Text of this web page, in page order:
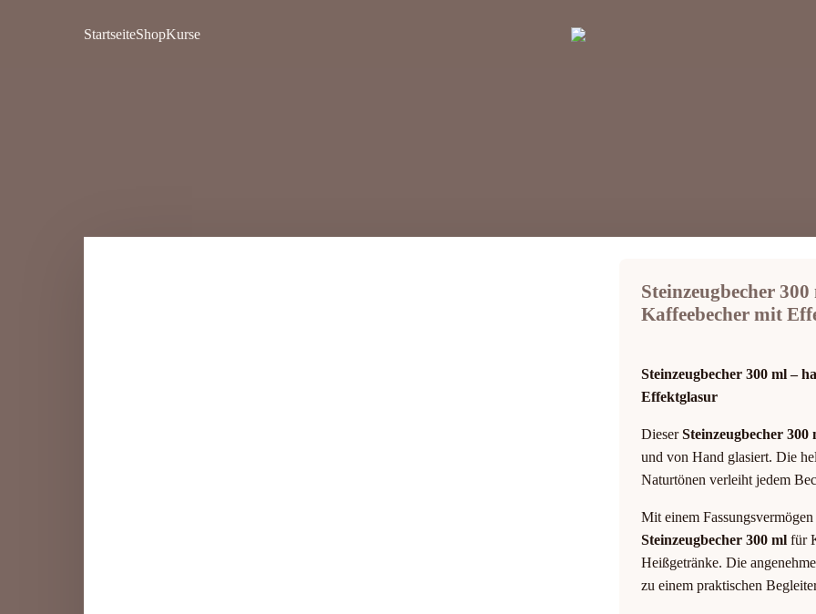
StartseiteShopKurse
Steinzeugbecher
Kaffeebecher mit
Steinzeugbecher 300 ml –
Effektglasur
DieserSteinzeugbecher 300
und von Hand glasiert. Die
Naturtönen verleiht jedem
Mit einem
Steinzeugbecher 300 ml für
Heißgetränke. Die
zu einem praktischen